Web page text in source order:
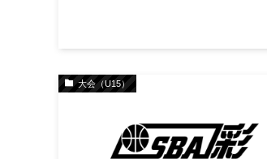
大会（U15）